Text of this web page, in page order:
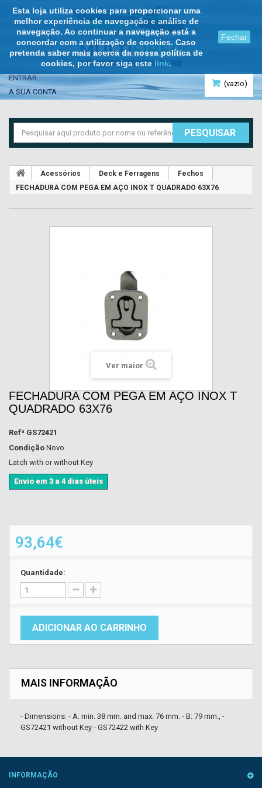
Esta loja utiliza cookies para proporcionar uma
melhor experiência de navegação e análise de
navegação. Ao continuar a navegação está a
concordar com a utilização de cookies. Caso
pretenda saber mais acerca da nossa política de
cookies, por favor siga este link.
Fechar
(vazio)
ENTRAR
A SUA CONTA
PESQUISAR
Acessórios Deck e Ferragens
Fechos
FECHADURA COM PEGA EM AÇO INOX T QUADRADO 63X76
Ver maior
FECHADURA COM PEGA EM AÇO INOX T
QUADRADO 63X76
Refª GS72421
Condição Novo
Latch with or without Key
Envio em 3 a 4 dias úteis
93,64€
Quantidade:
ADICIONAR AO CARRINHO
MAIS INFORMAÇÃO
- Dimensions: - A: min. 38 mm. and max. 76 mm. - B: 79 mm., -
GS72421 without Key - GS72422 with Key
INFORMAÇÃO